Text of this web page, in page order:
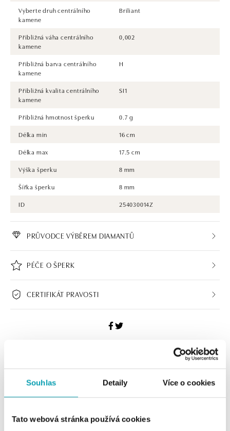
Souhlas Detaily Více o cookies
Tato webová stránka používá cookies
Vyberte druh centrálního
kamene
Briliant
Přibližná váha centrálního
kamene
0,002
Přibližná barva centrálního
kamene
H
Přibližná kvalita centrálního
kamene
SI1
Přibližná hmotnost šperku
0.7 g
Délka min
16 cm
Délka max
17.5 cm
Výška šperku
8 mm
Šířka šperku
8 mm
ID
254030014Z
PRŮVODCE VÝBĚREM DIAMANTŮ
PÉČE O ŠPERK
CERTIFIKÁT PRAVOSTI
HALADA BUTIKY
Navštivte naše butiky